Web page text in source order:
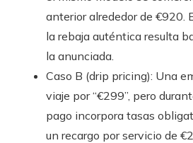
anterior alrededor de €920.
la rebaja auténtica resulta
la anunciada.
Caso B (drip pricing): Una
viaje por “€299”, pero
pago incorpora tasas
un recargo por servicio de